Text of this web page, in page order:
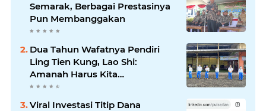
Semarak, Berbagai Prestasinya
Pun Membanggakan
Dua Tahun Wafatnya Pendiri
Ling Tien Kung, Lao Shi:
Amanah Harus Kita
Laksanakan!
Viral Investasi Titip Dana